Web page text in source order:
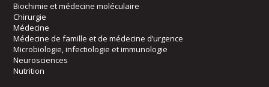
Biochimie et médecine moléculaire
Chirurgie
Médecine
Médecine de famille et de médecine d’urgence
Microbiologie, infectiologie et immunologie
Neurosciences
Nutrition